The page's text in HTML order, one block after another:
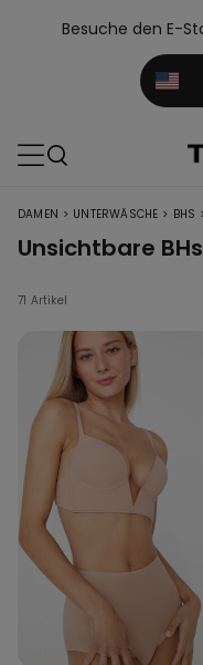
Besuche den E-
DAMEN > UNTERWÄSCHE > BHS
Unsichtbare BHs
71 Artikel